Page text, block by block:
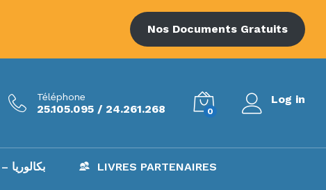
Nos Documents Gratuits
Téléphone
25.105.095 / 24.261.268 0
Log in
BAC – بكالوريا LIVRES PARTENAIRES